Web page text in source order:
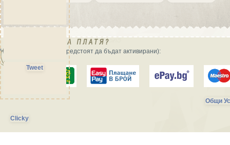
Начини на плащане (предстоят да бъдат активирани):
Общи
Clicky
Tweet